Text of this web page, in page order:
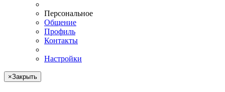
Персональное
Общение
Профиль
Контакты
Настройки
×Закрыть